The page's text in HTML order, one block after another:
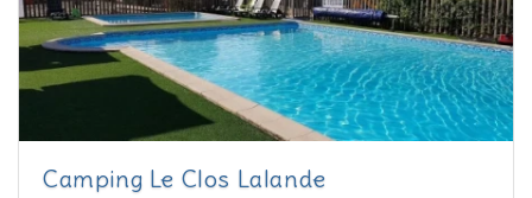
Camping Le Clos Lalande